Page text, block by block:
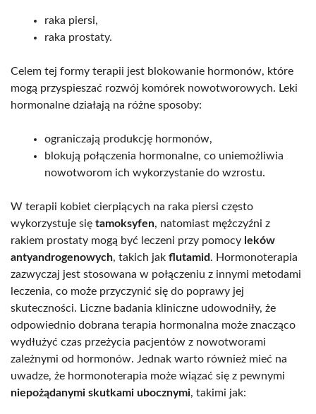
raka piersi,
raka prostaty.
Celem tej formy terapii jest blokowanie hormonów, które
mogą przyspieszać rozwój komórek nowotworowych. Leki
hormonalne działają na różne sposoby:
ograniczają produkcję hormonów,
blokują połączenia hormonalne, co uniemożliwia
nowotworom ich wykorzystanie do wzrostu.
W terapii kobiet cierpiących na raka piersi często
wykorzystuje się tamoksyfen, natomiast mężczyźni z
rakiem prostaty mogą być leczeni przy pomocy leków
antyandrogenowych, takich jak flutamid. Hormonoterapia
zazwyczaj jest stosowana w połączeniu z innymi metodami
leczenia, co może przyczynić się do poprawy jej
skuteczności. Liczne badania kliniczne udowodniły, że
odpowiednio dobrana terapia hormonalna może znacząco
wydłużyć czas przeżycia pacjentów z nowotworami
zależnymi od hormonów. Jednak warto również mieć na
uwadze, że hormonoterapia może wiązać się z pewnymi
niepożądanymi skutkami ubocznymi, takimi jak: